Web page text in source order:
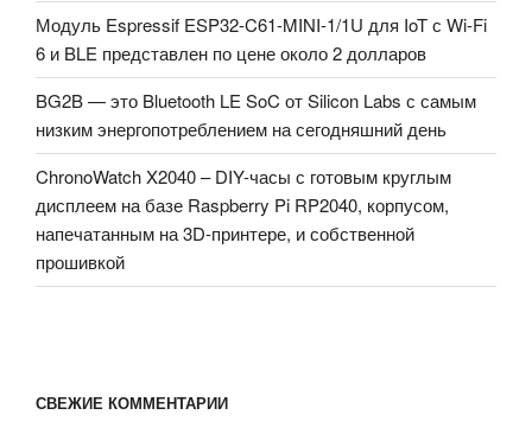
Модуль Espressif ESP32-C61-MINI-1/1U для IoT с Wi-Fi
6 и BLE представлен по цене около 2 долларов
BG2B — это Bluetooth LE SoC от Silicon Labs с самым
низким энергопотреблением на сегодняшний день
ChronoWatch X2040 – DIY-часы с готовым круглым
дисплеем на базе Raspberry Pi RP2040, корпусом,
напечатанным на 3D-принтере, и собственной
прошивкой
СВЕЖИЕ КОММЕНТАРИИ